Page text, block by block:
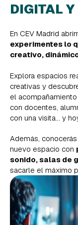
DIGITAL
En CEV Madrid
experimentes lo
creativo,
Explora espacios
creativas y
el
con docentes,
con una visita… y
Además, conocerás
nuevo espacio con
sonido, salas de
sacarle el máximo